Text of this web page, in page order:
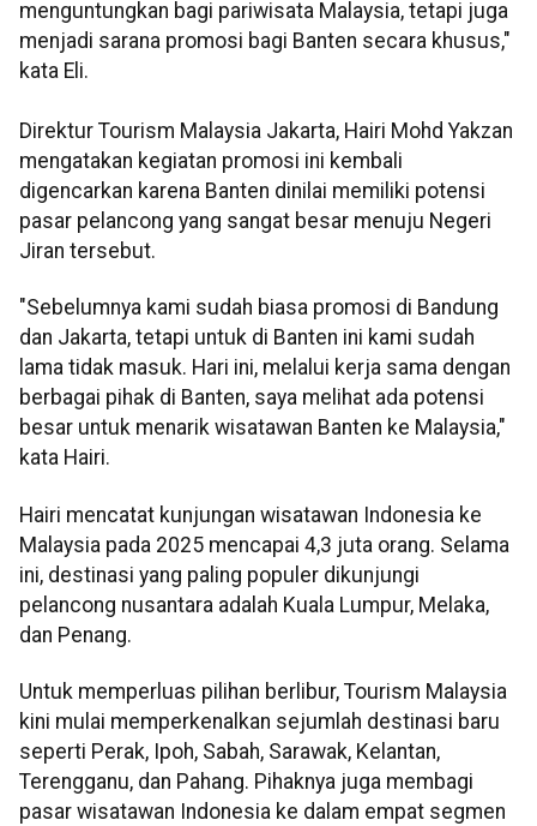
menguntungkan bagi pariwisata Malaysia, tetapi juga
menjadi sarana promosi bagi Banten secara khusus,"
kata Eli.
Direktur Tourism Malaysia Jakarta, Hairi Mohd Yakzan
mengatakan kegiatan promosi ini kembali
digencarkan karena Banten dinilai memiliki potensi
pasar pelancong yang sangat besar menuju Negeri
Jiran tersebut.
"Sebelumnya kami sudah biasa promosi di Bandung
dan Jakarta, tetapi untuk di Banten ini kami sudah
lama tidak masuk. Hari ini, melalui kerja sama dengan
berbagai pihak di Banten, saya melihat ada potensi
besar untuk menarik wisatawan Banten ke Malaysia,"
kata Hairi.
Hairi mencatat kunjungan wisatawan Indonesia ke
Malaysia pada 2025 mencapai 4,3 juta orang. Selama
ini, destinasi yang paling populer dikunjungi
pelancong nusantara adalah Kuala Lumpur, Melaka,
dan Penang.
Untuk memperluas pilihan berlibur, Tourism Malaysia
kini mulai memperkenalkan sejumlah destinasi baru
seperti Perak, Ipoh, Sabah, Sarawak, Kelantan,
Terengganu, dan Pahang. Pihaknya juga membagi
pasar wisatawan Indonesia ke dalam empat segmen